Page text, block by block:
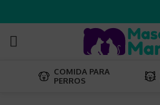
COMIDA PARA
PERROS